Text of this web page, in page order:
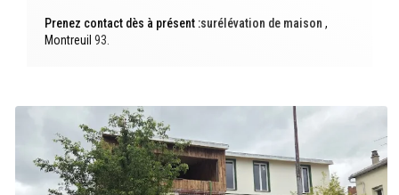
Prenez contact dès à présent :surélévation de maison ,
Montreuil 93.